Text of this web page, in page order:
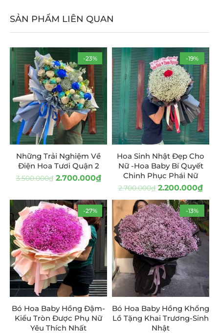
SẢN PHẨM LIÊN QUAN
-23%
Những Trải Nghiệm Về
Điện Hoa Tươi Quận 2
3.500.000₫ 2.700.000₫
-19%
Hoa Sinh Nhật Đẹp Cho
Nữ -Hoa Baby Bí Quyết
Chinh Phục Phái Nữ
2.700.000₫ 2.200.000₫
-27%
Bó Hoa Baby Hồng Đậm-
Kiểu Tròn Được Phụ Nữ
Yêu Thích Nhất
-13%
Bó Hoa Baby Hồng Khổng
Lồ Tặng Khai Trương-Sinh
Nhật